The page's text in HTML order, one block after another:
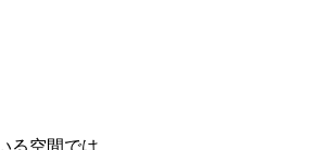
る空間では